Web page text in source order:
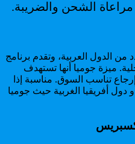
من الدول العربية، وتقدم برنامج
ميزة جوميا أنها تستهدف
تناسب السوق. مناسبة إذا
أفريقيا الغربية حيث جوميا